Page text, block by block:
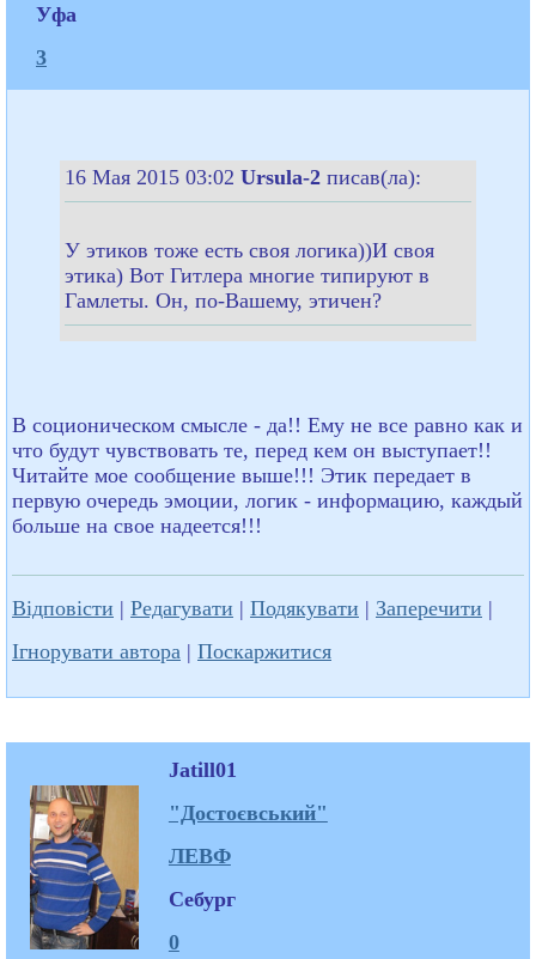
Уфа
3
16 Мая 2015 03:02 Ursula-2 писав(ла):
У этиков тоже есть своя логика))И своя
этика) Вот Гитлера многие типируют в
Гамлеты. Он, по-Вашему, этичен?
В соционическом смысле - да!! Ему не все равно как и
что будут чувствовать те, перед кем он выступает!!
Читайте мое сообщение выше!!! Этик передает в
первую очередь эмоции, логик - информацию, каждый
больше на свое надеется!!!
Відповісти | Редагувати | Подякувати | Заперечити |
Ігнорувати автора | Поскаржитися
Jatill01
"Достоєвський"
ЛЕВФ
Себург
0